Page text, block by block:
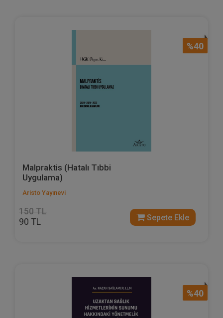
%40
Malpraktis (Hatalı Tıbbi
Uygulama)
Aristo Yayınevi
150 TL
90 TL Sepete Ekle
%40